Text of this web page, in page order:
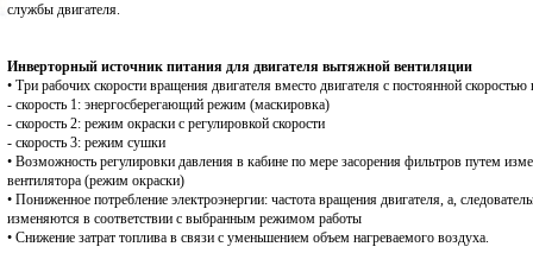
службы двигателя.
Инверторный источник питания для двигателя вытяжной вентиляции
• Три рабочих скорости вращения двигателя вместо двигателя с постоянной
- скорость 1: энергосберегающий режим (маскировка)
- скорость 2: режим окраски с регулировкой скорости
- скорость 3: режим сушки
• Возможность регулировки давления в кабине по мере засорения фильтров путем
вентилятора (режим окраски)
• Пониженное потребление электроэнергии: частота вращения двигателя, а,
изменяются в соответствии с выбранным режимом работы
• Снижение затрат топлива в связи с уменьшением объем нагреваемого воздуха.